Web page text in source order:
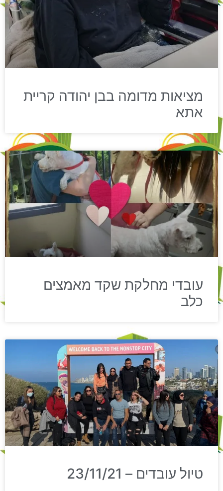
מציאות מדומה בבן יהודה קריית
אתא
עובדי מחלקת שקד מאמצים
כלב
טיול עובדים – 23/11/21